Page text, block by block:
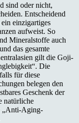
sind oder nicht,
Entscheidend
einzigartiges
aufweist. So
Mineralstoffe auch
das gesamte
gilt die Goji-
Die
für diese
belegen den
Geschenk der
natürliche
„Anti-Aging-